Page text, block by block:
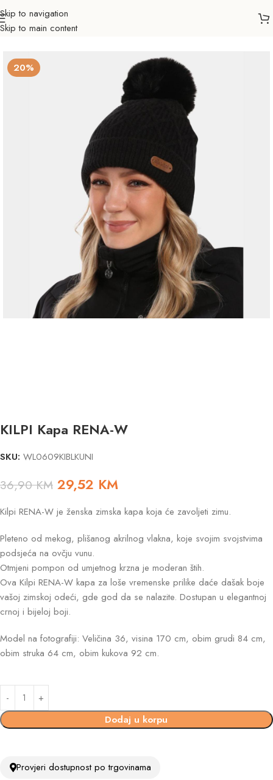
Skip to navigation
Skip to main content
Početna Sve za zimu
20%
KILPI Kapa RENA-W
SKU: WL0609KIBLKUNI
36,90KM 29,52 KM
Kilpi RENA-W je ženska zimska kapa koja će zavoljeti zimu.
Pleteno od mekog, plišanog akrilnog vlakna, koje svojim svojstvima
podsjeća na ovčju vunu.
Otmjeni pompon od umjetnog krzna je moderan štih.
Ova Kilpi RENA-W kapa za loše vremenske prilike daće dašak boje
vašoj zimskoj odeći, gde god da se nalazite. Dostupan u elegantnoj
crnoj i bijeloj boji.
Model na fotografiji: Veličina 36, ​​visina 170 cm, obim grudi 84 cm,
obim struka 64 cm, obim kukova 92 cm.
Dodaj u korpu
Provjeri dostupnost po trgovinama